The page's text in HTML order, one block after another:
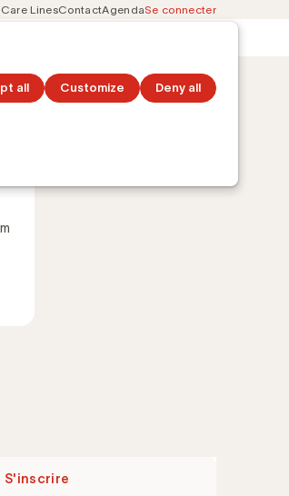
Care LinesContactAgendaSe connecter
S'inscrire
all Customize Deny all